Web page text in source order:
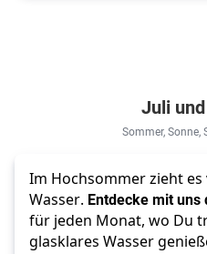
Juli
Sommer, Sonne,
Im Hochsommer zieht es
Wasser. Entdecke mit
für jeden Monat, wo Du
glasklares Wasser